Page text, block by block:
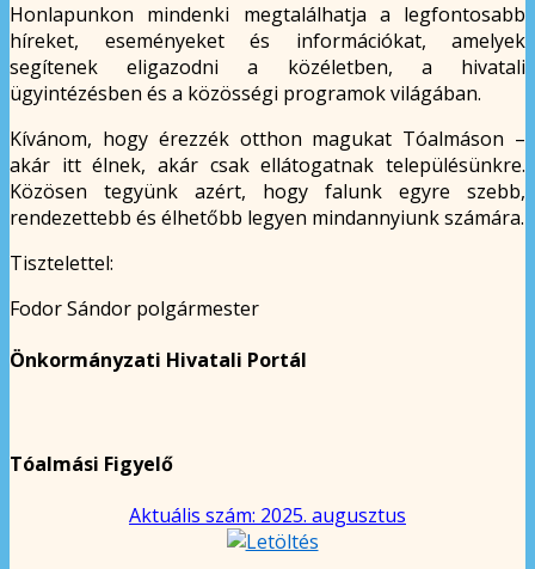
Honlapunkon mindenki megtalálhatja a legfontosabb
híreket, eseményeket és információkat, amelyek
segítenek eligazodni a közéletben, a hivatali
ügyintézésben és a közösségi programok világában.
Kívánom, hogy érezzék otthon magukat Tóalmáson –
akár itt élnek, akár csak ellátogatnak településünkre.
Közösen tegyünk azért, hogy falunk egyre szebb,
rendezettebb és élhetőbb legyen mindannyiunk számára.
Tisztelettel:
Fodor Sándor polgármester
Önkormányzati Hivatali Portál
Tóalmási Figyelő
Aktuális szám: 2025. augusztus